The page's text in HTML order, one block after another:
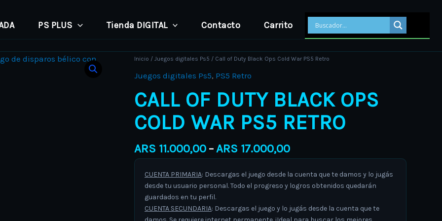
PS PLUS Tienda DIGITAL Contacto Carrito
Inicio / Juegos digitales Ps5 / Call of Duty Black Ops Cold War PS5 Retro
Juegos digitales Ps5, PS5 Retro
CALL OF DUTY BLACK OPS
COLD WAR PS5 RETRO
ARS 11.000,00 –ARS 17.000,00
Price
through
ARS 17.000,00
CUENTA PRIMARIA: Descargas el juego desde la cuenta que te damos y lo jugás
desde tu usuario personal. Todo el progreso y logros obtenidos quedarán
guardados en tu perfil.
CUENTA SECUNDARIA: Descargas el juego y lo jugás desde la cuenta que te
Call
of
Black
Ops
Cold
PS5
cantidad